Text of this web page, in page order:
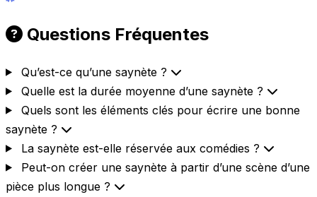
Questions Fréquentes
Qu’est-ce qu’une saynète ?
Quelle est la durée moyenne d’une saynète ?
Quels sont les éléments clés pour écrire une bonne
saynète ?
La saynète est-elle réservée aux comédies ?
Peut-on créer une saynète à partir d’une scène d’une
pièce plus longue ?